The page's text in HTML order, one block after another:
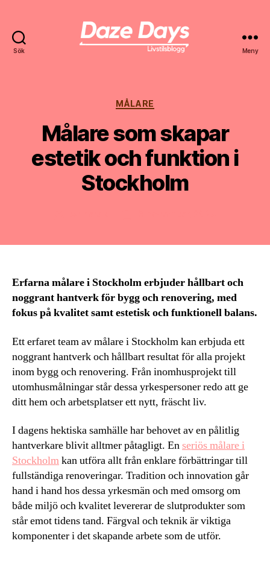
Sök Meny
Kategorier
MÅLARE
Målare som skapar
estetik och funktion i
Stockholm
Erfarna målare i Stockholm erbjuder hållbart och
noggrant hantverk för bygg och renovering, med
fokus på kvalitet samt estetisk och funktionell balans.
Ett erfaret team av målare i Stockholm kan erbjuda ett
noggrant hantverk och hållbart resultat för alla projekt
inom bygg och renovering. Från inomhusprojekt till
utomhusmålningar står dessa yrkespersoner redo att ge
ditt hem och arbetsplatser ett nytt, fräscht liv.
I dagens hektiska samhälle har behovet av en pålitlig
hantverkare blivit alltmer påtagligt. Enseriös målare i
Stockholmkan utföra allt från enklare förbättringar till
fullständiga renoveringar. Tradition och innovation går
hand i hand hos dessa yrkesmän och med omsorg om
både miljö och kvalitet levererar de slutprodukter som
står emot tidens tand. Färgval och teknik är viktiga
komponenter i det skapande arbete som de utför.